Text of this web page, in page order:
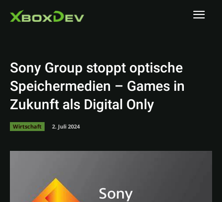
Sony Group stoppt optische
Speichermedien – Games in
Zukunft als Digital Only
Wirtschaft 2. Juli 2024